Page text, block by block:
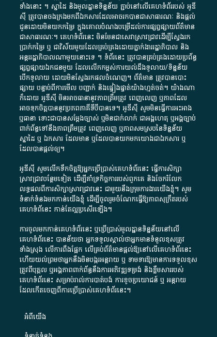
ទាំង​នោះ​ ។​ ស្នាដៃ​ និង​មូលដ្ឋាន​ទិន្នន័យ ​ភ្ជាប់​នៅ​លើ​គេហទំព័រ​របស់​ អូ​ឌី​
ស៊ី​ ត្រូវ​បាន​ចងក្រង​មក​ពី​ឯកសារ​ដែល​អាច​រក​បានជា​សាធារណៈ​ និង​ផ្តល់​
ជូន​ដោយ​មិន​យក​កម្រៃ​ ក្នុង​គោលបំណង​បម្រើ​ដល់ការ​ផ្សព្វផ្សាយ​ព័ត៌មាន​
ជា​សាធារណៈ​។​ គេហទំព័រ​នេះ​ មិនមែន​ជា​សេវា​ស្រាវជ្រាវ​ដើម្បី​ស្វែងរក
ប្រាក់​កម្រៃ​ ឬ​ ជា​វិស័យ​មួយ​ដែល​គ្រប់គ្រង​ដោយ​ភ្នាក់ងារ​រដ្ឋាភិបាល​ និង ​
អន្តររដ្ឋាភិបាល​ណាមួយ​នោះ​ទេ ​។​ ទំព័រ​នេះ​ ត្រូវ​បាន​គ្រប់គ្រង​ដោយ​ប្រព័ន្ធ​
ផ្សព្វផ្សាយ​ឯកជន​មួយ​ ដែល​លើកកម្ពស់​ការ​យល់​ដឹង​ទូលាយ​/​ទិន្នន័យ​
បើក​ទូលាយ​ ដោយ​មិនស្វែង​រក​ផល​ចំណេញ​។​ ព័ត៌មាន​ ត្រូវ​បាន​បោះ
ផ្សាយ​ បន្ទាប់​ពី​ការ​មើល​ បញ្ជាក់​ និង​ផ្ទៀងផ្ទាត់​យ៉ាង​ហ្មត់ចត់​។​ យ៉ាងណា​
ក៏​ដោយ​ អូ​ឌី​ស៊ី​ មិន​អាច​ធានា​នូវ​ភាព​ត្រឹមត្រូវ​ ពេញលេញ​ ឬ​ភាព​ដែល​
អាច​ទុកចិត្ត​បាននូវ​ប្រភព​ភាគី​ទី​បី​បាន​ទេ​។​ អូ​ឌី​ស៊ី​ សូម​មិន​ធ្វើការ​អះអាង​
ឬ​ធានា​ ទោះជា​បាន​សម្តែង​ច្បាស់​ ឬ​មិន​ជាក់លាក់​ ជា​អង្គហេតុ​ ឬ​អង្គច្បាប់​
ពាក់ព័ន្ធ​ទៅ​នឹង​ភាព​ត្រឹមត្រូវ​ ពេញលេញ​ ឬ​ភាព​សម​ស្រប​នៃ​ទិន្នន័យ​
ស្នាដៃ​ ឬ​ ឯកសារ​ ដែល​មាន​ ឬ​ដែល​បាន​យក​មក​យោង​ជា​ឯកសារ​ ឬ​
ដែល​បាន​ផ្តល់​ឲ្យ​។
អូឌីស៊ី សូមលើកទឹកចិត្តឱ្យអ្នកប្រើប្រាស់គេហទំព័រនេះ ធ្វើការសិក្សា
ស្រាវជ្រាវបន្ថែមទៀត ដើម្បីគាំទ្រកិច្ចការ​របស់ពួកគេ និងចែករំលែក
លទ្ធផលពីការសិក្សាស្រាវជ្រាវនេះ ជាមួយនឹងក្រុមការងារយើងខ្ញុំ។ សូម
ទំនាក់ទំនងមកកាន់យើងខ្ញុំ ដើម្បីចូលរួមចំណែកធ្វើឱ្យភាពសុក្រឹតរបស់
គេហទំព័នេះ កាន់តែល្អប្រសើរឡើង។
ការចូលមកកាន់គេហទំព័រនេះ ឬប្រើប្រាស់មូលដ្ឋានទិន្នន័យនៅលើ
គេហទំព័រនេះ បានន័យថា អ្នកទទួលស្គាល់ថាអ្នកមានទំនួលខុសត្រូវ
ទាំងស្រុង លើការពឹងផ្អែក លើគ្រប់ព័ត៌មានផ្តល់ឱ្យនៅលើគេហទំព័រនេះ
ហើយយល់ព្រមថាអ្នកនឹងមិនបង្ករអន្តរាយ ឬ ទាមទារ​ឱ្យមានការទទួលខុស​
ត្រូវពីបុគ្គល ឬអង្គភាពពាក់ព័ន្ធនឹងការអភិវឌ្ឍទម្រង់ និងខ្លឹមសាររបស់
គេហទំព័រនេះ សម្រាប់រាល់ការបាត់បង់ ការខូចប្រយោជន៍ ឬ អន្តរាយ
ដែលកើតចេញពីការប្រើប្រាស់គេហទំព័រនេះ។
អំពី​យើង​